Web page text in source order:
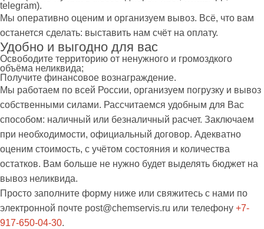
telegram).
Мы оперативно оценим и организуем вывоз. Всё, что вам
останется сделать: выставить нам счёт на оплату.
Удобно и выгодно для вас
Освободите территорию от ненужного и громоздкого
объёма неликвида;
Получите финансовое вознаграждение.
Мы работаем по всей России, организуем погрузку и вывоз
собственными силами. Рассчитаемся удобным для Вас
способом: наличный или безналичный расчет. Заключаем
при необходимости, официальный договор. Адекватно
оценим стоимость, с учётом состояния и количества
остатков. Вам больше не нужно будет выделять бюджет на
вывоз неликвида.
Просто заполните форму ниже или свяжитесь с нами по
электронной почте post@chemservis.ru или телефону +7-
917-650-04-30.